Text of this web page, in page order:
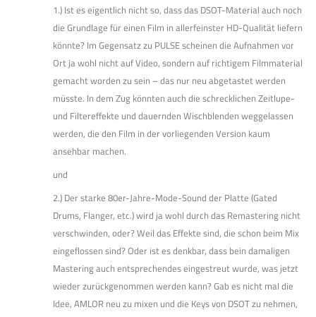
1.) Ist es eigentlich nicht so, dass das DSOT-Material auch noch
die Grundlage für einen Film in allerfeinster HD-Qualität liefern
könnte? Im Gegensatz zu PULSE scheinen die Aufnahmen vor
Ort ja wohl nicht auf Video, sondern auf richtigem Filmmaterial
gemacht worden zu sein – das nur neu abgetastet werden
müsste. In dem Zug könnten auch die schrecklichen Zeitlupe-
und Filtereffekte und dauernden Wischblenden weggelassen
werden, die den Film in der vorliegenden Version kaum
ansehbar machen.
und
2.) Der starke 80er-Jahre-Mode-Sound der Platte (Gated
Drums, Flanger, etc.) wird ja wohl durch das Remastering nicht
verschwinden, oder? Weil das Effekte sind, die schon beim Mix
eingeflossen sind? Oder ist es denkbar, dass bein damaligen
Mastering auch entsprechendes eingestreut wurde, was jetzt
wieder zurückgenommen werden kann? Gab es nicht mal die
Idee, AMLOR neu zu mixen und die Keys von DSOT zu nehmen,